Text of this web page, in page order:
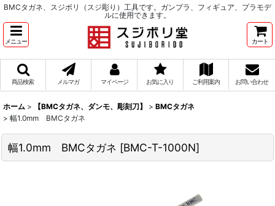
BMCタガネ、スジボリ（スジ彫り）工具です。ガンプラ、フィギュア、プラモデ
ルに使用できます。
メニュー カート
商品検索 メルマガ マイページ お気に入り ご利用案内 お問い合わせ
ホーム > 【BMCタガネ、ダンモ、彫刻刀】 > BMCタガネ
> 幅1.0mm BMCタガネ
幅1.0mm BMCタガネ [BMC-T-1000N]